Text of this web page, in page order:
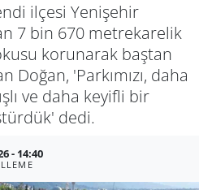
ilçesi Yenişehir
7 bin 670 metrekarelik
korunarak baştan
Doğan, 'Parkımızı, daha
ve daha keyifli bir
dedi.
- 14:40